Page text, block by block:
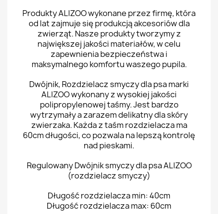
Produkty ALIZOO wykonane przez firmę, która
od lat zajmuje się produkcją akcesoriów dla
zwierząt. Nasze produkty tworzymy z
największej jakości materiałów, w celu
zapewnienia bezpieczeństwa i
maksymalnego komfortu waszego pupila.
Dwójnik, Rozdzielacz smyczy dla psa marki
ALIZOO wykonany z wysokiej jakości
polipropylenowej taśmy. Jest bardzo
wytrzymały a zarazem delikatny dla skóry
zwierzaka. Każda z taśm rozdzielacza ma
60cm długości, co pozwala na lepszą kontrolę
nad pieskami.
Regulowany Dwójnik smyczy dla psa ALIZOO
(rozdzielacz smyczy)
Długość rozdzielacza min: 40cm
Długość rozdzielacza max: 60cm